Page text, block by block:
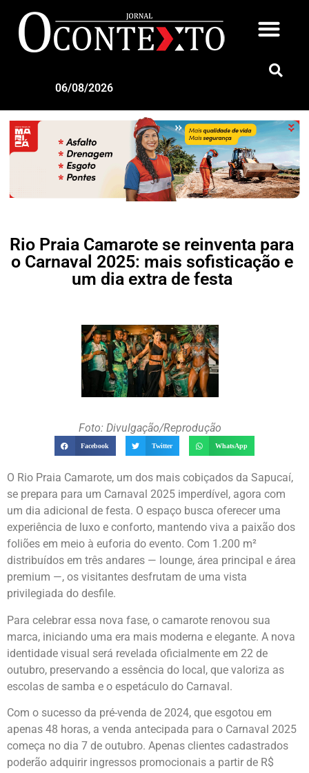
06/08/2026
Rio Praia Camarote se reinventa para
o Carnaval 2025: mais sofisticação e
um dia extra de festa
Foto: Divulgação/Reprodução
Facebook Twitter WhatsApp
O Rio Praia Camarote, um dos mais cobiçados da Sapucaí,
se prepara para um Carnaval 2025 imperdível, agora com
um dia adicional de festa. O espaço busca oferecer uma
experiência de luxo e conforto, mantendo viva a paixão dos
foliões em meio à euforia do evento. Com 1.200 m²
distribuídos em três andares — lounge, área principal e área
premium —, os visitantes desfrutam de uma vista
privilegiada do desfile.
Para celebrar essa nova fase, o camarote renovou sua
marca, iniciando uma era mais moderna e elegante. A nova
identidade visual será revelada oficialmente em 22 de
outubro, preservando a essência do local, que valoriza as
escolas de samba e o espetáculo do Carnaval.
Com o sucesso da pré-venda de 2024, que esgotou em
apenas 48 horas, a venda antecipada para o Carnaval 2025
começa no dia 7 de outubro. Apenas clientes cadastrados
poderão adquirir ingressos promocionais a partir de R$